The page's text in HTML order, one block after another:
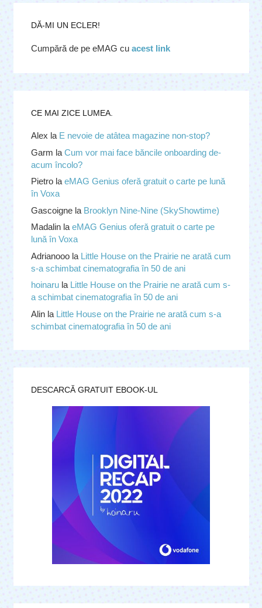
DĂ-MI UN ECLER!
Cumpără de pe eMAG cu acest link
CE MAI ZICE LUMEA.
Alex la E nevoie de atâtea magazine non-stop?
Garm la Cum vor mai face băncile onboarding de-
acum încolo?
PietrolaeMAG Genius oferă gratuit o carte pe lună
în Voxa
Gascoignela Brooklyn Nine-Nine (SkyShowtime)
MadalinlaeMAG Genius oferă gratuit o carte pe
lună în Voxa
Adrianooola Little House on the Prairie ne arată cum
s-a schimbat cinematografia în 50 de ani
hoinarula Little House on the Prairie ne arată cum s-
a schimbat cinematografia în 50 de ani
Alinla Little House on the Prairie ne arată cum s-a
schimbat cinematografia în 50 de ani
DESCARCĂ GRATUIT EBOOK-UL